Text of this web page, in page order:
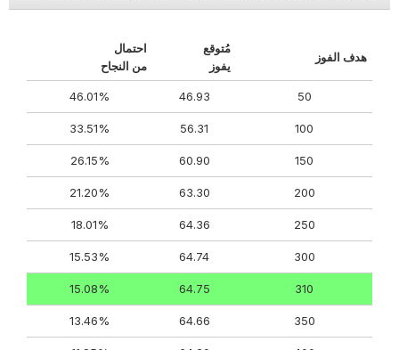
هدف الفوز
مُتوقع
يفوز
احتمال
من النجاح
50
46.93
46.01%
100
56.31
33.51%
150
60.90
26.15%
200
63.30
21.20%
250
64.36
18.01%
300
64.74
15.53%
310
64.75
15.08%
350
64.66
13.46%